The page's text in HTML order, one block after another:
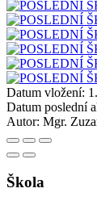
Datum vložení:
Datum poslední
Autor: Mgr.
Škola